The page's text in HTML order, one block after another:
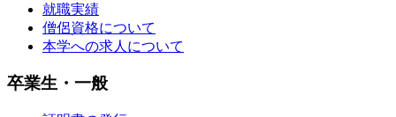
就職実績
僧侶資格について
本学への求人について
卒業生・一般